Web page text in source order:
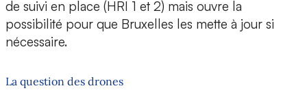
de suivi en place (HRI 1 et 2) mais ouvre la
possibilité pour que Bruxelles les mette à jour si
nécessaire.
La question des drones